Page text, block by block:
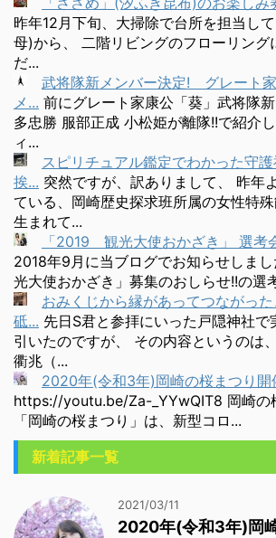
昨年12月下旬、大掃除で台所を担当し
母)から、 二階リビングのフローリング
だ...
武将隊新メンバー決定! グレート
メ... 前にグレート家康公「葵」武将隊
多忠勝 服部正成 小松姫が離隊!!で紹介
ィ...
スピリチュアル鑑定でわかった守
挨... 突然ですが、訳ありまして、 昨年
ている、岡崎歴史探求班所属の女性特殊
生まれて...
「2019 観光大使おかざき」 選考
2018年9月に当ブログでお知らせしま
光大使おかざき」募集のおしらせ!!の選
おみくじから縁があってつながっ
砥... 先日S君と参拝にいった戸隠神社で
引いたのですが、 その内容というのは
衢兆（...
2020年(令和3年)岡崎の桜まつり
https://youtu.be/Za-_YYwQIT8 岡崎の
「岡崎の桜まつり」は、新型コロ...
新着記事一覧
2021/03/11
2020年(令和3年)岡